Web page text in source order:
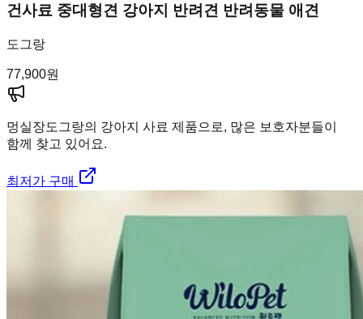
건사료 중대형견 강아지 반려견 반려동물 애견
도그랑
77,900원
멍실장도그랑의 강아지 사료 제품으로, 많은 보호자분들이
함께 찾고 있어요.
최저가 구매